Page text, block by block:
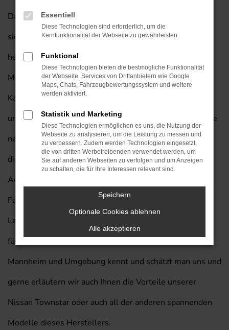
Dass ein Nissan Townstar in jede Stadt passt, versteht
sich von selbst. Entsprechend empfehlen wir dieses
herausragende Fahrzeug auch für Ihre Mobilität in
Mannheim und lassen Sie gerne bei uns einsteigen.
Kaufen Sie Ihren nächsten Nissan Townstar von Prinzert
und profitieren Sie von unserem exklusiven Lieferservice
nach Mannheim. Wir vom Autohaus am Prinzert bringen
die Erfahrung von mehr als 85 Jahren in der
Automobilbranche in jedes Beratungsgespräch mit ein.
Folgt man einer Umfragen unter den Leserinnen und
Lesern der Zeitschrift „Auto Bild“, so waren wir bereits
fünf Mal eines der besten Autohäuser Deutschlands. In
Mannheim und Umgebung kennt und schätzt man uns und
gerne erläutern wir auch Ihnen die Vorteile unserer
Nissan Townstar oder auch all der anderen spannenden
Modelle dieses Herstellers.
Essentiell
Diese Technologien sind erforderlich, um die
Kernfunktionalität der Webseite zu gewährleisten.
Funktional
Diese Technologien bieten die bestmögliche Funktionalität
der Webseite. Services von Drittanbietern wie Google
Maps, Chats, Fahrzeugbewertungssystem und weitere
werden aktiviert.
Statistik und Marketing
Diese Technologien ermöglichen es uns, die Nutzung der
Webseite zu analysieren, um die Leistung zu messen und
zu verbessern. Zudem werden Technologien eingesetzt,
die von dritten Werbetreibenden verwendet werden, um
Sie auf anderen Webseiten zu verfolgen und um Anzeigen
zu schalten, die für Ihre Interessen relevant sind.
Speichern
Optionale Cookies ablehnen
Alle akzeptieren